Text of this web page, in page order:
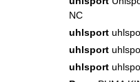
NC
uhlsport
uhlsport
uhlsport